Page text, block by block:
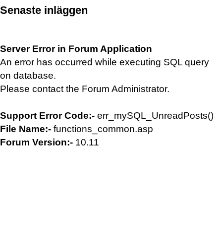
Senaste inläggen
Server Error in Forum Application
An error has occurred while executing SQL query
on database.
Please contact the Forum Administrator.
Support Error Code:- err_mySQL_UnreadPosts()
File Name:- functions_common.asp
Forum Version:- 10.11